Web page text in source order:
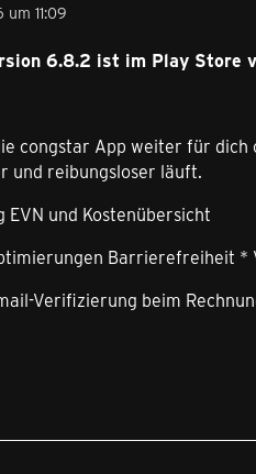
11:09
6.8.2 ist im Play Store
congstar App weiter für
und reibungsloser läuft.
EVN und Kostenübersicht
Barrierefreiheit *
Verifizierung beim